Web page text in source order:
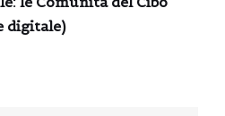
digitale)